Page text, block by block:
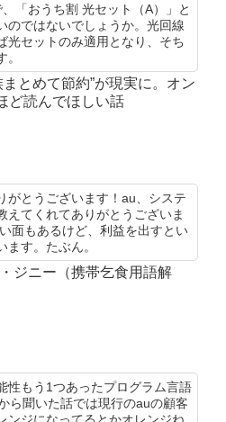
「おうち割 光セット（A）」と
のではないでしょうか。光回線
光セットのみ適用となり、そち
とめて節約”が現実に。オン
ど読んでほしい話
がとうございます！au、システ
えてくれてありがとうございま
面もあるけど、利益を出すとい
す。たぶん。
ジニー（携帯乞食用語解
性もう1つあったプログラム言語
ら聞いた話では現行のauの顧客